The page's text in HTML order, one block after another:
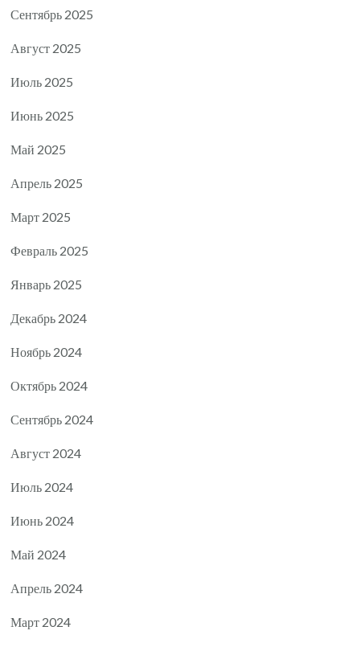
Сентябрь 2025
Август 2025
Июль 2025
Июнь 2025
Май 2025
Апрель 2025
Март 2025
Февраль 2025
Январь 2025
Декабрь 2024
Ноябрь 2024
Октябрь 2024
Сентябрь 2024
Август 2024
Июль 2024
Июнь 2024
Май 2024
Апрель 2024
Март 2024